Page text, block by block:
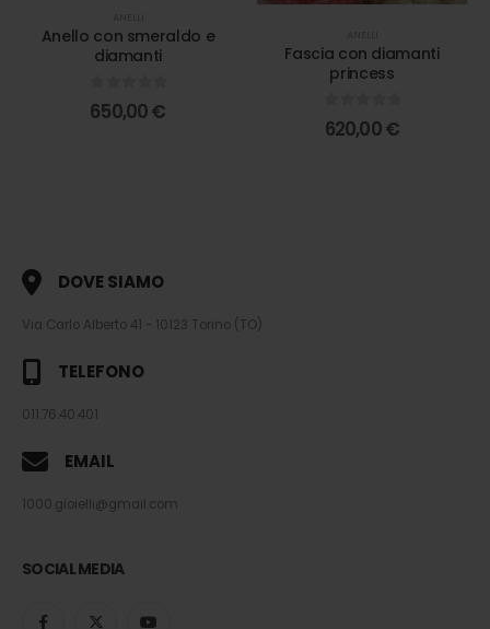
Anello con smeraldo e
diamanti
0 out of 5
650,00€
Fascia con diamanti
princess
0 out of 5
620,00€
DOVE SIAMO
Via Carlo Alberto 41 - 10123 Torino (TO)
TELEFONO
011.76.40.401
EMAIL
1000.gioielli@gmail.com
SOCIAL MEDIA